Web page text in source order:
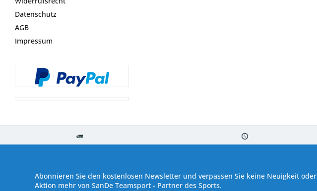
Datenschutz
AGB
Impressum
Abonnieren Sie den kostenlosen Newsletter und verpassen Sie keine Neuigkeit oder
Aktion mehr von SanDe Teamsport - Partner des Sports.